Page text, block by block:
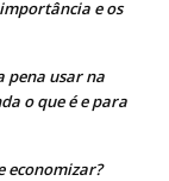
e os
pena usar na
o que é e para
economizar?